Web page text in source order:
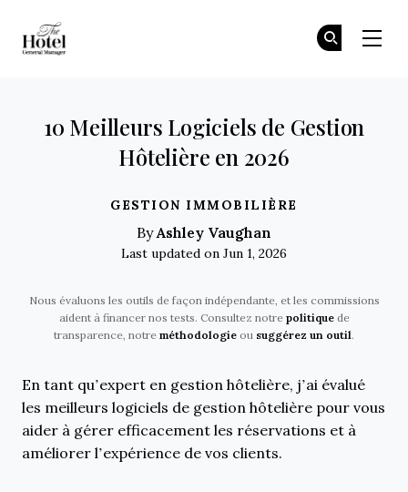
GESTION IMMOBILIÈRE
10 Meilleurs Logiciels de Gestion
Hôtelière en 2026
ByAshley Vaughan
Last updated on Jun 1, 2026
Nous évaluons les outils de façon indépendante, et les commissions
aident à financer nos tests. Consultez notrepolitiquede
transparence, notreméthodologie ou suggérez un outil.
En tant qu’expert en gestion hôtelière, j’ai évalué
les meilleurs logiciels de gestion hôtelière pour vous
aider à gérer efficacement les réservations et à
améliorer l’expérience de vos clients.